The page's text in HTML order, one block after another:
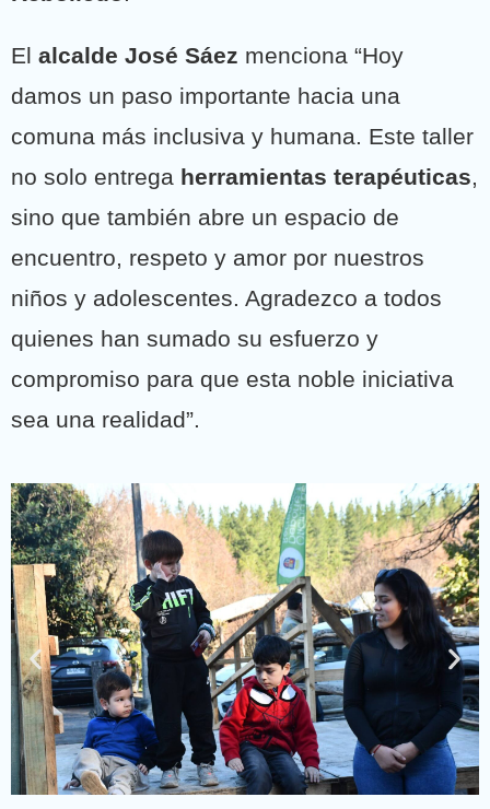
El alcalde José Sáez menciona “Hoy
damos un paso importante hacia una
comuna más inclusiva y humana. Este taller
no solo entrega herramientas terapéuticas,
sino que también abre un espacio de
encuentro, respeto y amor por nuestros
niños y adolescentes. Agradezco a todos
quienes han sumado su esfuerzo y
compromiso para que esta noble iniciativa
sea una realidad”.